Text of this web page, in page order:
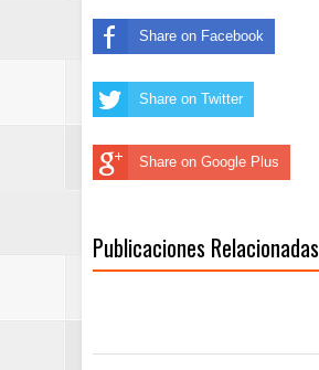
Share on Facebook
Share on Twitter
Share on Google Plus
Publicaciones Relacionadas